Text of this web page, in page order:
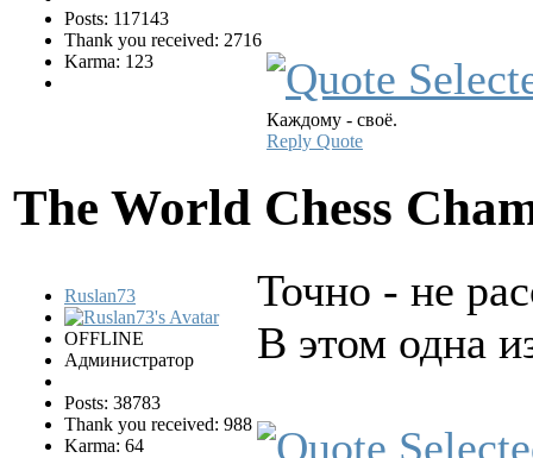
Posts: 117143
Thank you received: 2716
Karma: 123
Каждому - своё.
Reply Quote
The World Chess
Ruslan73
OFFLINE
Администратор
Posts: 38783
Thank you received: 988
Karma: 64
Точно - не
В этом одна